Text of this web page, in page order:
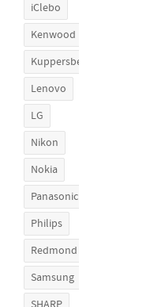
iClebo
Kenwood
Kuppersberg
Lenovo
LG
Nikon
Nokia
Panasonic
Philips
Redmond
Samsung